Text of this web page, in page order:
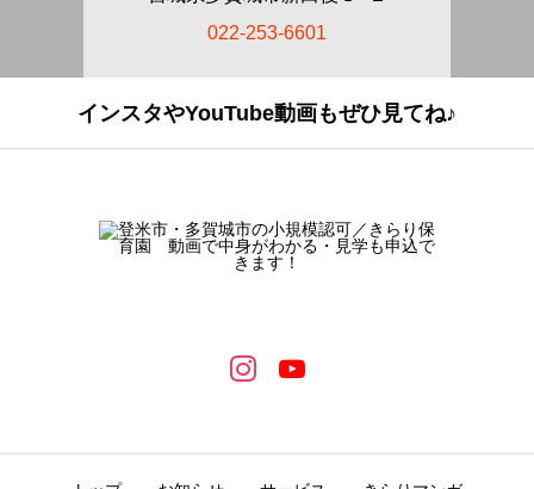
022-253-6601
インスタやYouTube動画もぜひ見てね♪